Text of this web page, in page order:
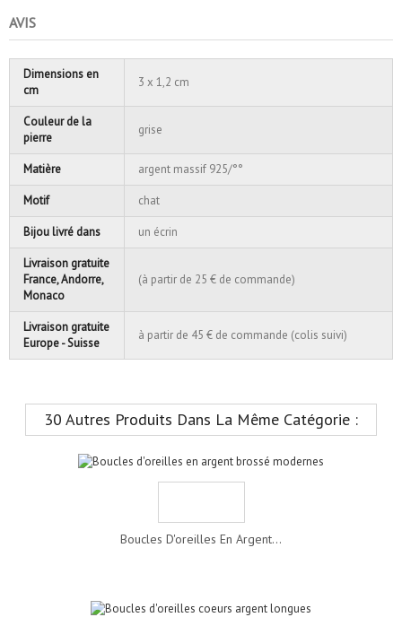
AVIS
Dimensions en
cm
3 x 1,2 cm
Couleur de la
pierre
grise
Matière argent massif 925/°°
Motif chat
Bijou livré dans un écrin
Livraison gratuite
France, Andorre,
Monaco
(à partir de 25 € de commande)
Livraison gratuite
Europe - Suisse
à partir de 45 € de commande (colis suivi)
30 Autres Produits Dans La Même Catégorie :
Boucles D'oreilles En Argent...